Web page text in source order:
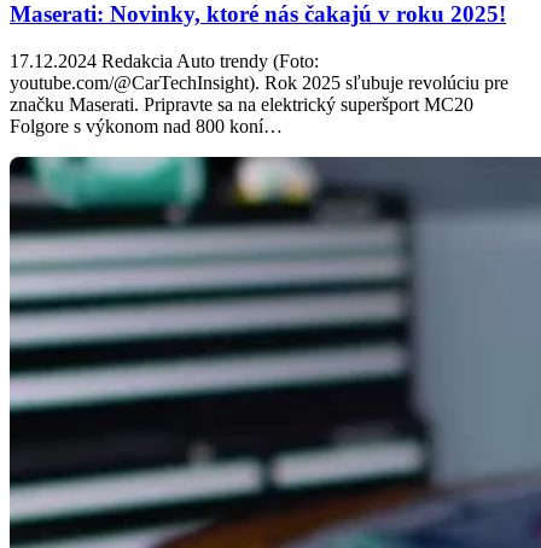
Maserati: Novinky, ktoré nás čakajú v roku 2025!
17.12.2024 Redakcia Auto trendy (Foto:
youtube.com/@CarTechInsight). Rok 2025 sľubuje revolúciu pre
značku Maserati. Pripravte sa na elektrický superšport MC20
Folgore s výkonom nad 800 koní…